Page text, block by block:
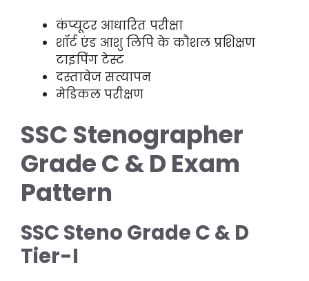
कंप्यूटर आधारित परीक्षा
शॉर्ट एंड आशु लिपि के कौशल प्रशिक्षण
टाइपिंग टेस्ट
दस्तावेज सत्यापन
मेडिकल परीक्षण
SSC Stenographer
Grade C & D Exam
Pattern
SSC Steno Grade C & D
Tier-I